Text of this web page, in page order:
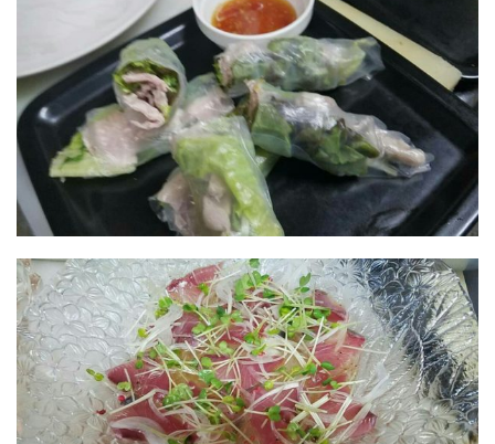
あ
る
ダ
イ
ニ
ン
グ
バ
ー